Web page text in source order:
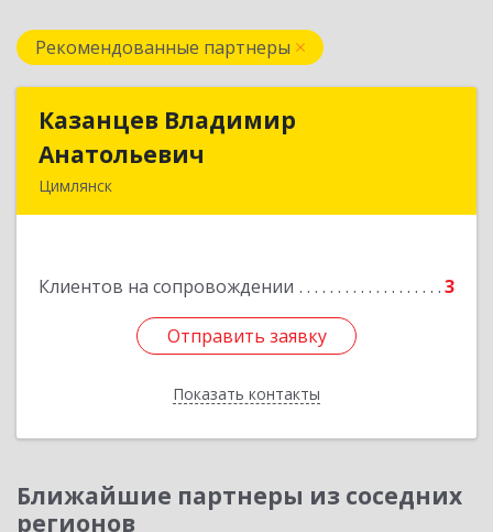
Рекомендованные партнеры
Казанцев Владимир
Анатольевич
Цимлянск
Клиентов на сопровождении 3
Отправить заявку
Показать контакты
Казанцев Владимир
Подробнее
Отправить заявку
Назад
Ближайшие партнеры из соседних
регионов